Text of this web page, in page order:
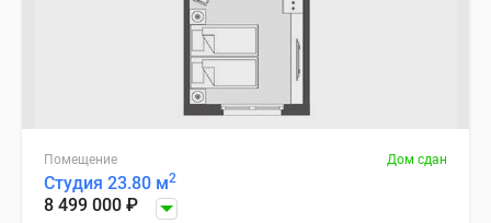
Помещение Дом сдан
Студия 23.80 м2
8 499 000 ₽